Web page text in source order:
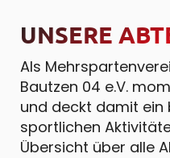
UNSERE
Als
Bautzen 04 e.V.
und deckt damit ein
sportlichen
Übersicht über alle